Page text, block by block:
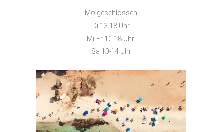
Mo geschlossen
Di 13-18 Uhr
Mi-Fr 10-18 Uhr
Sa 10-14 Uhr